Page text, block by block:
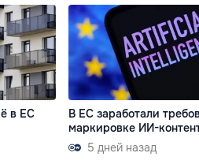
в ЕС
В ЕС заработали
маркировке ИИ-
5 дней назад